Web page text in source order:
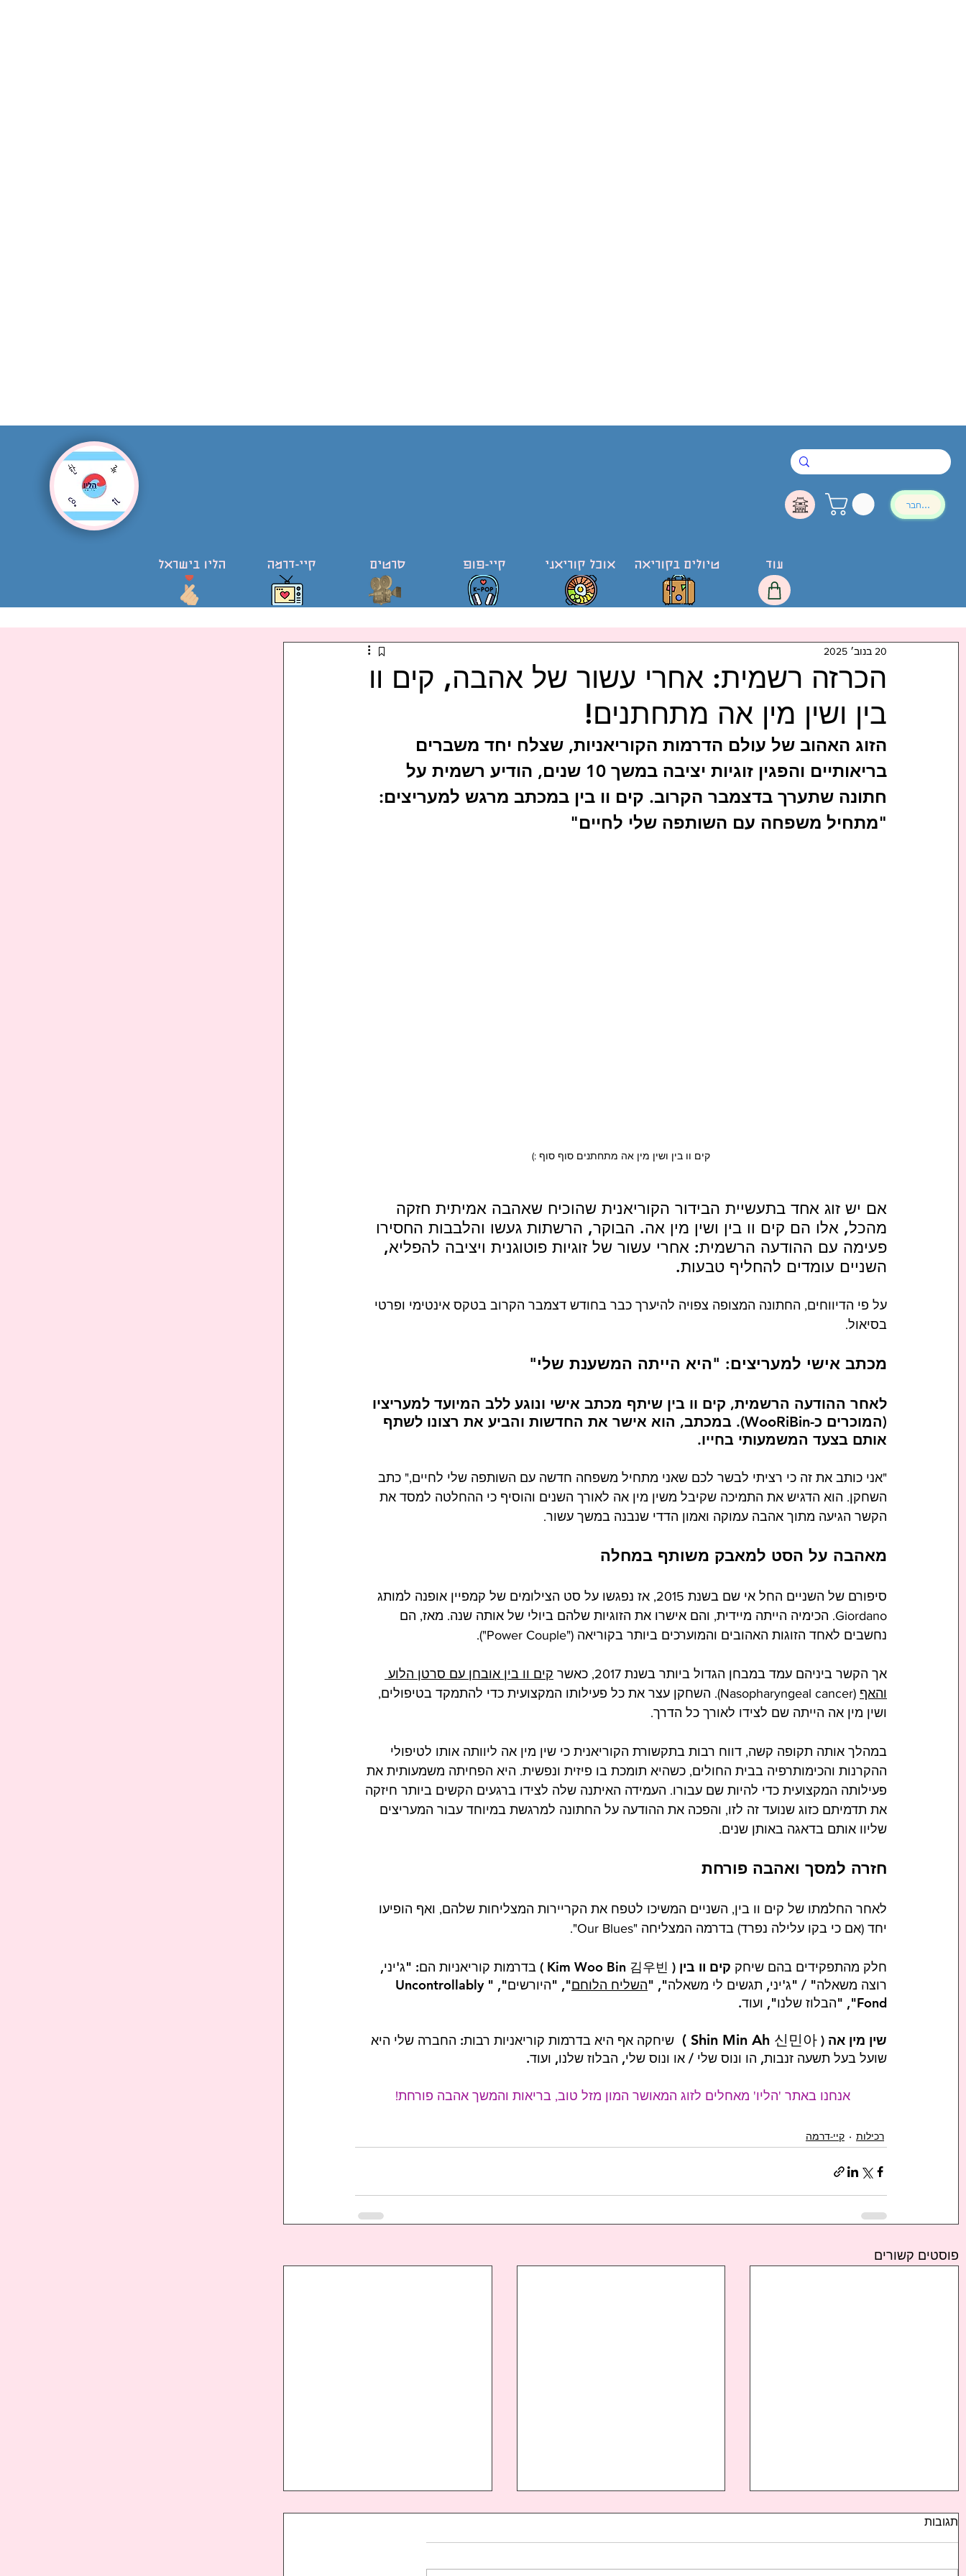
להתחבר
הליו בישראל קיי-דרמה סרטים קיי-פופ אוכל קוריאני טיולים בקוריאה עוד
הכרזה רשמית: אחרי עשור של אהבה, קים וו
בין ושין מין אה מתחתנים!
20 בנוב׳ 2025
הזוג האהוב של עולם הדרמות הקוריאניות, שצלח יחד משברים
בריאותיים והפגין זוגיות יציבה במשך 10 שנים, הודיע רשמית על
חתונה שתערך בדצמבר הקרוב. קים וו בין במכתב מרגש למעריצים:
"מתחיל משפחה עם השותפה שלי לחיים"
קים וו בין ושין מין אה מתחתנים סוף סוף :)
אם יש זוג אחד בתעשיית הבידור הקוריאנית שהוכיח שאהבה אמיתית חזקה
מהכל, אלו הם קים וו בין ושין מין אה. הבוקר, הרשתות געשו והלבבות החסירו
פעימה עם ההודעה הרשמית: אחרי עשור של זוגיות פוטוגנית ויציבה להפליא,
השניים עומדים להחליף טבעות.
על פי הדיווחים, החתונה המצופה צפויה להיערך כבר בחודש דצמבר הקרוב בטקס אינטימי ופרטי
בסיאול.
מכתב אישי למעריצים: "היא הייתה המשענת שלי"
לאחר ההודעה הרשמית, קים וו בין שיתף מכתב אישי ונוגע ללב המיועד למעריציו
(המוכרים כ-WooRiBin). במכתב, הוא אישר את החדשות והביע את רצונו לשתף
אותם בצעד המשמעותי בחייו.
"אני כותב את זה כי רציתי לבשר לכם שאני מתחיל משפחה חדשה עם השותפה שלי לחיים," כתב
השחקן. הוא הדגיש את התמיכה שקיבל משין מין אה לאורך השנים והוסיף כי ההחלטה למסד את
הקשר הגיעה מתוך אהבה עמוקה ואמון הדדי שנבנה במשך עשור.
מאהבה על הסט למאבק משותף במחלה
סיפורם של השניים החל אי שם בשנת 2015, אז נפגשו על סט הצילומים של קמפיין אופנה למותג
Giordano. הכימיה הייתה מיידית, והם אישרו את הזוגיות שלהם ביולי של אותה שנה. מאז, הם
נחשבים לאחד הזוגות האהובים והמוערכים ביותר בקוריאה ("Power Couple").
אך הקשר ביניהם עמד במבחן הגדול ביותר בשנת 2017, כאשר
קים וו בין אובחן עם סרטן הלוע
והאף
(Nasopharyngeal cancer). השחקן עצר את כל פעילותו המקצועית כדי להתמקד בטיפולים,
ושין מין אה הייתה שם לצידו לאורך כל הדרך.
במהלך אותה תקופה קשה, דווח רבות בתקשורת הקוריאנית כי שין מין אה ליוותה אותו לטיפולי
ההקרנות והכימותרפיה בבית החולים, כשהיא תומכת בו פיזית ונפשית. היא הפחיתה משמעותית את
פעילותה המקצועית כדי להיות שם עבורו. העמידה האיתנה שלה לצידו ברגעים הקשים ביותר חיזקה
את תדמיתם כזוג שנועד זה לזו, והפכה את ההודעה על החתונה למרגשת במיוחד עבור המעריצים
שליוו אותם בדאגה באותן שנים.
חזרה למסך ואהבה פורחת
לאחר החלמתו של קים וו בין, השניים המשיכו לטפח את הקריירות המצליחות שלהם, ואף הופיעו
יחד (אם כי בקו עלילה נפרד) בדרמה המצליחה "Our Blues".
חלק מהתפקידים בהם שיחק קים וו בין
( Kim Woo Bin 김우빈 ) בדרמות קוריאניות הם: "ג'יני,
רוצה משאלה" / "ג'יני, תגשים לי משאלה", "השליח הלוחם
", "היורשים", "Uncontrollably
Fond", "הבלוז שלנו", ועוד.
שין מין אה (
Shin Min Ah 신민아 )
שיחקה אף היא בדרמות קוריאניות רבות: החברה שלי היא
שועל בעל תשעה זנבות, הו ונוס שלי / או ונוס שלי, הבלוז שלנו, ועוד.
אנחנו באתר 'הליו' מאחלים לזוג המאושר המון מזל טוב, בריאות והמשך אהבה פורחת!
רכילות קיי-דרמה
פוסטים קשורים
תגובות